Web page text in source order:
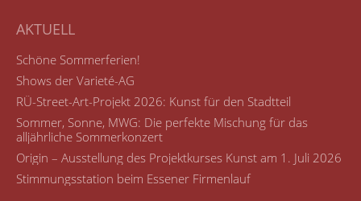
AKTUELL
Schöne Sommerferien!
Shows der Varieté-AG
RÜ-Street-Art-Projekt 2026: Kunst für den Stadtteil
Sommer, Sonne, MWG: Die perfekte Mischung für das
alljährliche Sommerkonzert
Origin – Ausstellung des Projektkurses Kunst am 1. Juli 2026
Stimmungsstation beim Essener Firmenlauf